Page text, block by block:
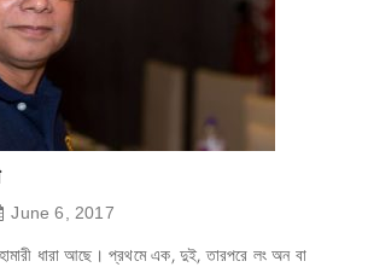
June 6, 2017
ধারা আছে। প্রথমে এক, দুই, তারপরে লং অন বা